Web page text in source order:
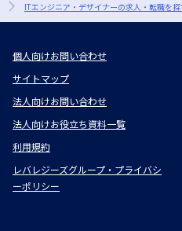
ITエンジニア・デザイナーの求人・転職を
個人向けお問い合わせ
サイトマップ
法人向けお問い合わせ
法人向けお役立ち資料一覧
利用規約
レバレジーズグループ・プライバシ
ーポリシー